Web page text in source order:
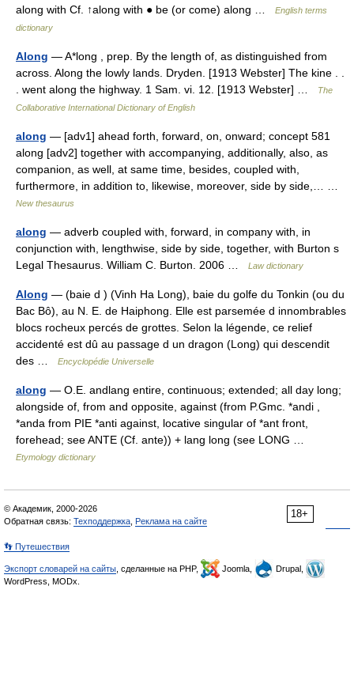
along with Cf. ↑along with ● be (or come) along …
English terms
dictionary
Along — A*long , prep. By the length of, as distinguished from
across. Along the lowly lands. Dryden. [1913 Webster] The kine . .
. went along the highway. 1 Sam. vi. 12. [1913 Webster] …
The
Collaborative International Dictionary of English
along — [adv1] ahead forth, forward, on, onward; concept 581
along [adv2] together with accompanying, additionally, also, as
companion, as well, at same time, besides, coupled with,
furthermore, in addition to, likewise, moreover, side by side,… …
New thesaurus
along — adverb coupled with, forward, in company with, in
conjunction with, lengthwise, side by side, together, with Burton s
Legal Thesaurus. William C. Burton. 2006 …
Law dictionary
Along — (baie d ) (Vinh Ha Long), baie du golfe du Tonkin (ou du
Bac Bô), au N. E. de Haiphong. Elle est parsemée d innombrables
blocs rocheux percés de grottes. Selon la légende, ce relief
accidenté est dû au passage d un dragon (Long) qui descendit
des …
Encyclopédie Universelle
along — O.E. andlang entire, continuous; extended; all day long;
alongside of, from and opposite, against (from P.Gmc. *andi ,
*anda from PIE *anti against, locative singular of *ant front,
forehead; see ANTE (Cf. ante)) + lang long (see LONG …
Etymology dictionary
18+
© Академик, 2000-2026
Обратная связь: Техподдержка Реклама на сайте
👣 Путешествия
Экспорт словарей на сайты , сделанные на PHP, Joomla,
Drupal,
WordPress, MODx.